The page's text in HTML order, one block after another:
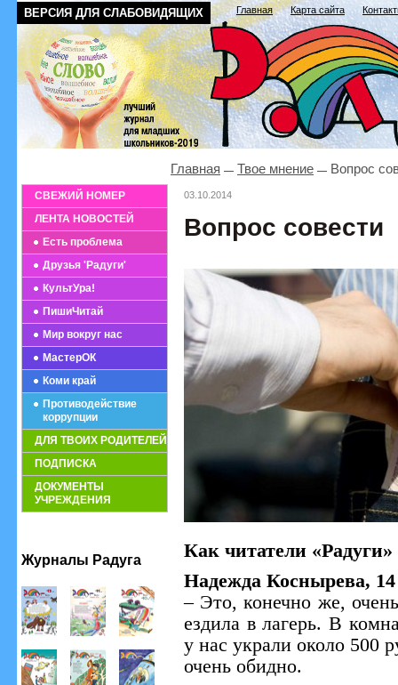
ВЕРСИЯ ДЛЯ СЛАБОВИДЯЩИХ Главная Карта сайта
СВЕЖИЙ НОМЕР
ЛЕНТА НОВОСТЕЙ
Есть проблема
Друзья 'Радуги'
КультУра!
ПишиЧитай
Мир вокруг нас
МастерОК
Коми край
Противодействие
коррупции
ДЛЯ ТВОИХ РОДИТЕЛЕЙ
ПОДПИСКА
ДОКУМЕНТЫ
УЧРЕЖДЕНИЯ
Журналы Радуга
Главная Твое мнение Вопрос
03.10.2014
Вопрос совести
Как читатели «Радуги»
Надежда Коснырева, 14
– Это, конечно же,
ездила в лагерь. В
у нас украли около 500
очень обидно.